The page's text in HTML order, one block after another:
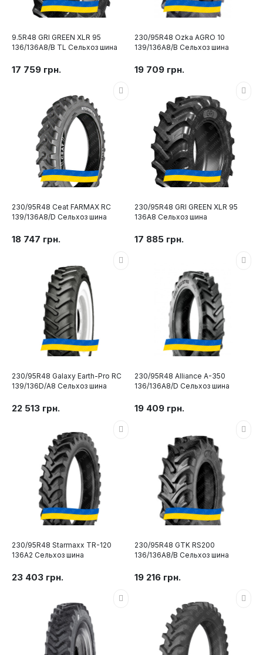
9.5R48 GRI GREEN XLR 95
136/136A8/B TL Сельхоз шина
17 759 грн.
230/95R48 Ozka AGRO 10
139/136A8/B Сельхоз шина
19 709 грн.
230/95R48 Ceat FARMAX RC
139/136A8/D Сельхоз шина
18 747 грн.
230/95R48 GRI GREEN XLR 95
136A8 Сельхоз шина
17 885 грн.
230/95R48 Galaxy Earth-Pro RC
139/136D/A8 Сельхоз шина
22 513 грн.
230/95R48 Alliance A-350
136/136A8/D Сельхоз шина
19 409 грн.
230/95R48 Starmaxx TR-120
136A2 Сельхоз шина
23 403 грн.
230/95R48 GTK RS200
136/136A8/B Сельхоз шина
19 216 грн.